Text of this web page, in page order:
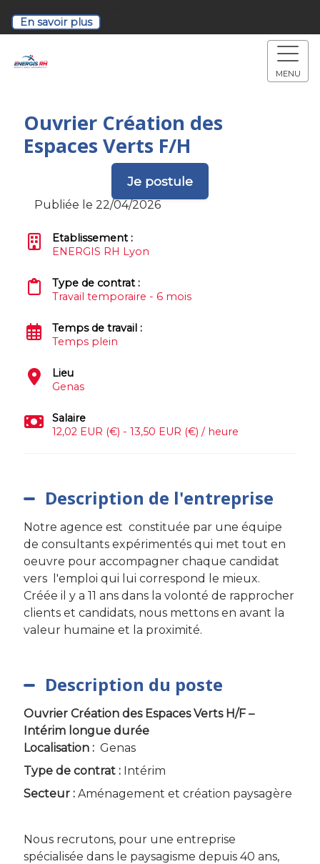
En savoir plus
MENU
Ouvrier Création des
Espaces Verts F/H
Je postule
Publiée le 22/04/2026
Etablissement :
ENERGIS RH Lyon
Type de contrat :
Travail temporaire - 6 mois
Temps de travail :
Temps plein
Lieu
Genas
Salaire
12,02 EUR (€) - 13,50 EUR (€) / heure
Description de l'entreprise
Notre agence est constituée par une équipe
de consultants expérimentés qui met tout en
oeuvre pour accompagner chaque candidat
vers l'emploi qui lui correspond le mieux.
Créée il y a 11 ans dans la volonté de rapprocher
clients et candidats, nous mettons en avant la
valeur humaine et la proximité.
Description du poste
Ouvrier Création des Espaces Verts H/F –
Intérim longue durée
Localisation : Genas
Type de contrat :Intérim
Secteur :Aménagement et création paysagère
Nous recrutons, pour une entreprise
spécialisée dans le paysagisme depuis 40 ans,